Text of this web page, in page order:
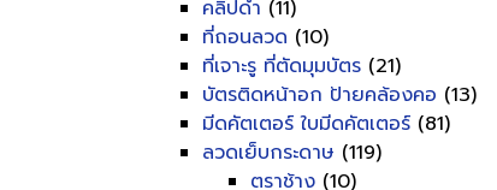
คลิ๊ปดำ (11)
ที่ถอนลวด (10)
ที่เจาะรู ที่ตัดมุมบัตร (21)
บัตรติดหน้าอก ป้ายคล้องคอ (13)
มีดคัตเตอร์ ใบมีดคัตเตอร์ (81)
ลวดเย็บกระดาษ (119)
ตราช้าง (10)